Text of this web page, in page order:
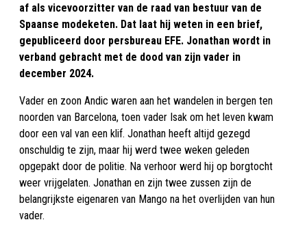
af als vicevoorzitter van de raad van bestuur van de
Spaanse modeketen. Dat laat hij weten in een brief,
gepubliceerd door persbureau EFE. Jonathan wordt in
verband gebracht met de dood van zijn vader in
december 2024.
Vader en zoon Andic waren aan het wandelen in bergen ten
noorden van Barcelona, toen vader Isak om het leven kwam
door een val van een klif. Jonathan heeft altijd gezegd
onschuldig te zijn, maar hij werd twee weken geleden
opgepakt door de politie. Na verhoor werd hij op borgtocht
weer vrijgelaten. Jonathan en zijn twee zussen zijn de
belangrijkste eigenaren van Mango na het overlijden van hun
vader.